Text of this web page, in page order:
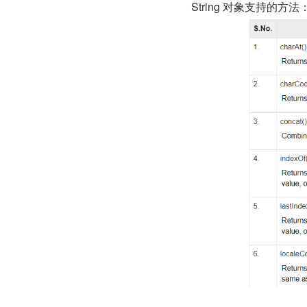
String 对象支持的方法